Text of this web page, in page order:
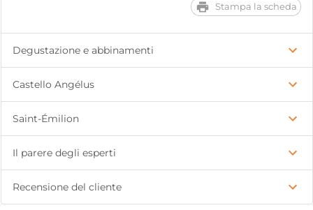
Stampa la scheda
Degustazione e abbinamenti
Castello Angélus
Saint-Émilion
Il parere degli esperti
Recensione del cliente